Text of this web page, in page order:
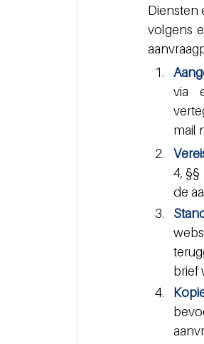
Diensten
volgens
via
mail
4,
de
brief